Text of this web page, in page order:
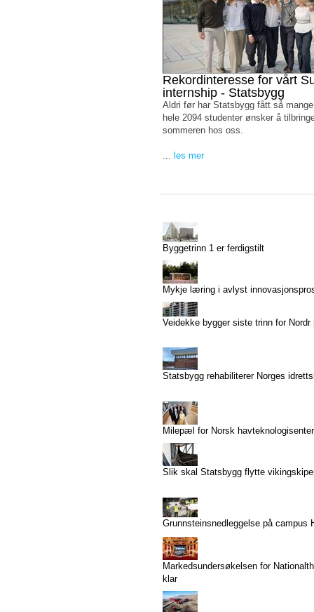
Rekordinteresse for vårt
internship - Statsbygg
Aldri før har Statsbygg fått så
hele 2094 studenter ønsker å
sommeren hos oss.
... les mer
Byggetrinn 1 er ferdigstilt
Mykje læring i avlyst
Veidekke bygger siste trinn for Nordr
Statsbygg rehabiliterer Norges
Milepæl for Norsk havteknologisenter
Slik skal Statsbygg flytte
Grunnsteinsnedleggelse på campus
Markedsundersøkelsen for
klar